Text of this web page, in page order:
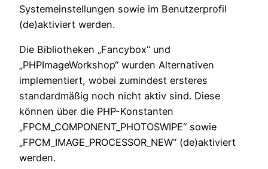
Systemeinstellungen sowie im Benutzerprofil
(de)aktiviert werden.
Die Bibliotheken „Fancybox“ und
„PHPImageWorkshop“ wurden Alternativen
implementiert, wobei zumindest ersteres
standardmäßig noch nicht aktiv sind. Diese
können über die PHP-Konstanten
„FPCM_COMPONENT_PHOTOSWIPE“ sowie
„FPCM_IMAGE_PROCESSOR_NEW“ (de)aktiviert
werden.